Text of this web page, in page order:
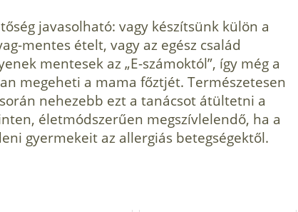
javasolható: vagy készít­sünk külön a
mentes ételt, vagy az egész család
mentesek az „E-számoktól”, így még a
meg­eheti a mama főztjét. Természetesen
nehezebb ezt a tanácsot átültetni a
életmódszerűen megszívlelendő, ha a
gyermekeit az allergiás betegségektől.